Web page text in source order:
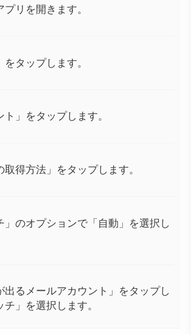
プリを開きます。
をタップします。
ト」をタップします。
取得方法」をタップします。
」のオプションで「自動」を選択し
出るメールアカウント」をタップし
」を選択します。